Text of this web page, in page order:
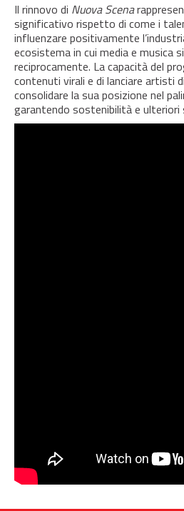
Il rinnovo di Nuova Scena
significativo rispetto di come i
influenzare positivamente
ecosistema in cui media e musica
reciprocamente. La capacità del
contenuti virali e di lanciare artisti
consolidare la sua posizione nel
garantendo sostenibilità e ulteriori